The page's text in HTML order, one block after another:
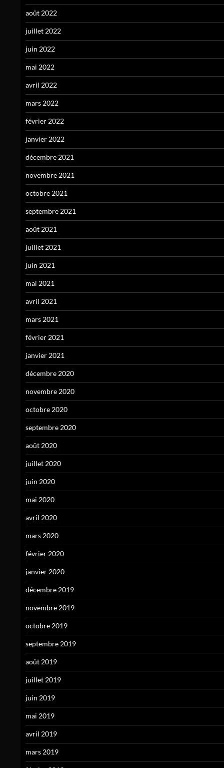
août 2022
juillet 2022
juin 2022
mai 2022
avril 2022
mars 2022
février 2022
janvier 2022
décembre 2021
novembre 2021
octobre 2021
septembre 2021
août 2021
juillet 2021
juin 2021
mai 2021
avril 2021
mars 2021
février 2021
janvier 2021
décembre 2020
novembre 2020
octobre 2020
septembre 2020
août 2020
juillet 2020
juin 2020
mai 2020
avril 2020
mars 2020
février 2020
janvier 2020
décembre 2019
novembre 2019
octobre 2019
septembre 2019
août 2019
juillet 2019
juin 2019
mai 2019
avril 2019
mars 2019